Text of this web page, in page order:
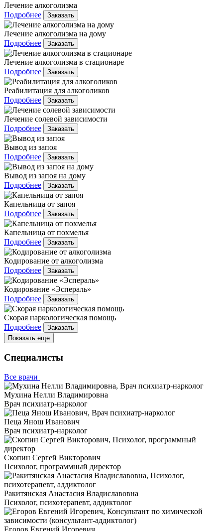
Лечение алкоголизма
Подробнее
Заказать
Лечение алкоголизма на дому
Подробнее
Заказать
Лечение алкоголизма в стационаре
Подробнее
Заказать
Реабилитация для алкоголиков
Подробнее
Заказать
Лечение солевой зависимости
Подробнее
Заказать
Вывод из запоя
Подробнее
Заказать
Вывод из запоя на дому
Подробнее
Заказать
Капельница от запоя
Подробнее
Заказать
Капельница от похмелья
Подробнее
Заказать
Кодирование от алкоголизма
Подробнее
Заказать
Кодирование «Эспераль»
Подробнее
Заказать
Скорая наркологическая помощь
Подробнее
Заказать
Показать еще
Специалисты
Все врачи
Мухина Нелли Владимировна
Врач психиатр-нарколог
Пеца Янош Иванович
Врач психиатр-нарколог
Скопин Сергей Викторович
Психолог, программный директор
Ракитянская Анастасия Владиславовна
Психолог, психотерапевт, аддиктолог